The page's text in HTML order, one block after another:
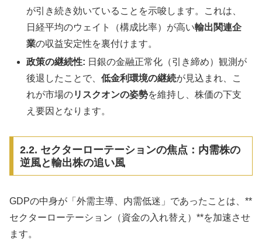
が引き続き効いていることを示唆します。これは、
日経平均のウェイト（構成比率）が高い輸出関連企
業の収益安定性を裏付けます。
政策の継続性: 日銀の金融正常化（引き締め）観測が
後退したことで、低金利環境の継続が見込まれ、こ
れが市場のリスクオンの姿勢を維持し、株価の下支
え要因となります。
2.2. セクターローテーションの焦点：内需株の
逆風と輸出株の追い風
GDPの中身が「外需主導、内需低迷」であったことは、**
セクターローテーション（資金の入れ替え）**を加速させ
ます。